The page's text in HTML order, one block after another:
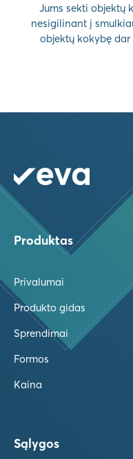
Jums sekti objektų
nesigilinant į
objektų kokybę
Produktas
Privalumai
Produkto gidas
Sprendimai
Formos
Kaina
Sąlygos